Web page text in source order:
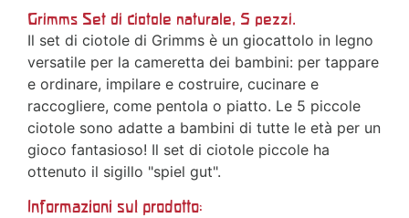
Grimms Set di ciotole naturale, 5 pezzi.
Il set di ciotole di Grimms è un giocattolo in legno
versatile per la cameretta dei bambini: per tappare
e ordinare, impilare e costruire, cucinare e
raccogliere, come pentola o piatto. Le 5 piccole
ciotole sono adatte a bambini di tutte le età per un
gioco fantasioso! Il set di ciotole piccole ha
ottenuto il sigillo "spiel gut".
Informazioni sul prodotto: